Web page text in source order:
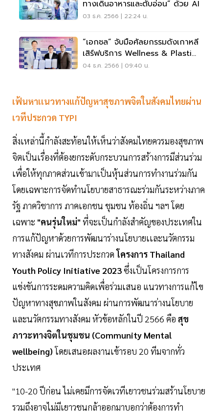
ทางเดินอาหารและตับอ่อน” ด้วย AI
03 ธ.ค. 2566 | 22:24 น.
“เอกชล” จับมือศัลยกรรมดังเกาหลี
เสิร์ฟบริการ Wellness & Plastic
Surgery
04 ธ.ค. 2566 | 09:40 น.
เฟ้นหาเเนวทางแก้ปัญหาสุขภาพจิตในสังคมไทยผ่าน
เวทีประกวด TYPI
สิ่งเหล่านี้กำลังสะท้อนให้เห็นว่าสังคมไทยควรมองสุขภาพ
จิตเป็นเรื่องที่ต้องยกระดับกระบวนการสร้างการมีส่วนร่วม
เพื่อให้ทุกภาคส่วนเข้ามาเป็นหุ้นส่วนการทำงานร่วมกัน
โดยเฉพาะการจัดทำนโยบายสาธารณะร่วมกันระหว่างภาค
รัฐ ภาควิชาการ ภาคเอกชน ชุมชน ท้องถิ่น ฯลฯ โดย
เฉพาะ "คนรุ่นใหม่" ที่จะเป็นกำลังสำคัญของประเทศใน
การแก้ปัญหาด้วยการพัฒนาร่างนโยบายเเละนวัตกรรม
ทางสังคม ผ่านเวทีการประกวดโครงการ Thailand
Youth Policy Initiative 2023ซึ่งเป็นโครงการการ
แข่งขันการระดมความคิดเพื่อร่วมเสนอ แนวทางการแก้ไข
ปัญหาทางสุขภาพในสังคม ผ่านการพัฒนาร่างนโยบาย
และนวัตกรรมทางสังคม หัวข้อหลักในปี 2566 คือ สุข
ภาวะทางจิตในชุมชน (Community Mental
wellbeing)โดยเสนอผลงานเข้ารอบ 20 ทีมจากทั่ว
ประเทศ
"10-20 ปีก่อน ไม่เคยมีการจัดเวทีเยาวชนร่วมสร้านโยบาย
รวมถึงอาจไม่มีเยาวชนกล้าออกมาบอกว่าต้องการทำ